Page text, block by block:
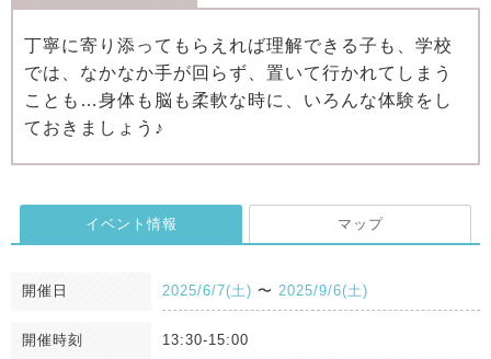
丁寧に寄り添ってもらえれば理解できる子も、学校
では、なかなか手が回らず、置いて行かれてしまう
ことも…身体も脳も柔軟な時に、いろんな体験をし
ておきましょう♪
イベント情報 マップ
開催日 2025/6/7(土) 〜 2025/9/6(土)
開催時刻 13:30-15:00